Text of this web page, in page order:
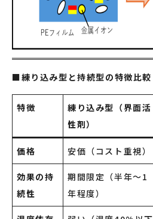
■練り込み型と持続型の特徴比較
特徴
練り込み型（界面活
性剤）
価格 安価（コスト重視）
効果の持
続性
期間限定（半年〜1
年程度）